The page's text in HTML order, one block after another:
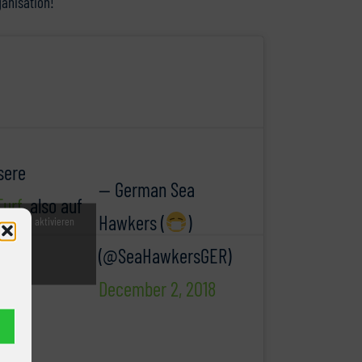
, also auf
— German Sea
Hawkers (
)
(@SeaHawkersGER)
December 2, 2018
zu aktivieren